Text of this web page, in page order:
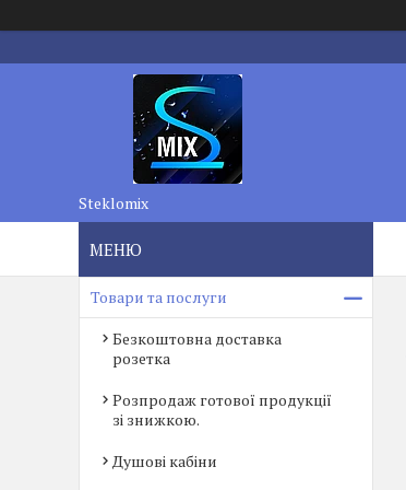
Steklomix
Товари та послуги
Безкоштовна доставка
розетка
Розпродаж готової продукції
зі знижкою.
Душові кабіни